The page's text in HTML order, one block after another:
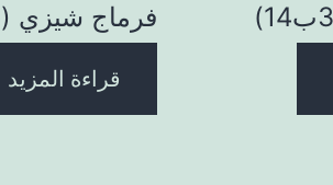
فرماج شيزي (16)
قراءة المزيد